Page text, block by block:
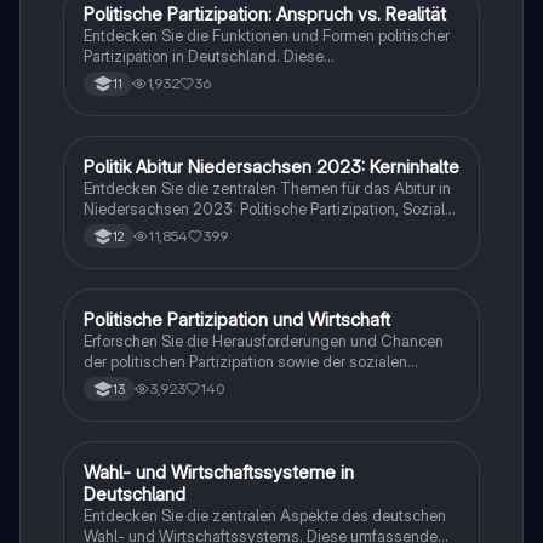
Wirtschaft und Recht
Politische Partizipation: Anspruch vs. Realität
Entdecken Sie die Funktionen und Formen politischer
Partizipation in Deutschland. Diese
Zusammenfassung behandelt Wahlen, Parteien,
Verbände, Bürgerinitiativen, soziale Bewegungen
mehr über die Herausforderungen und Chancen der
politischen Mitbestimmung.
11 1,932 36
Wirtschaft und Recht
Politik Abitur Niedersachsen 2023: Kerninhalte
Entdecken Sie die zentralen Themen für das Abitur in
Niedersachsen 2023: Politische Partizipation, Soziale
Marktwirtschaft, internationale Friedenssicherung und
weltwirtschaftliche Verflechtungen. Diese
Staates, Wahlverfahren, Theorien internationaler
Beziehungen und die Auswirkungen von
Globalisierung. Ideal für die Prüfungsvorbereitung.
12 11,854 399
Wirtschaft und Recht
Politische Partizipation und Wirtschaft
Erforschen Sie die Herausforderungen und Chancen
der politischen Partizipation sowie der sozialen
Marktwirtschaft. Diese Zusammenfassung behandelt
die Funktionen von Wahlen, die Rolle von Parteien, die
wirtschaftlichen Verflechtungen. Ideal für Abiturienten
in Niedersachsen 2024.
13 3,923 140
Wirtschaft und Recht
Wahl- und Wirtschaftssysteme in
Deutschland
Entdecken Sie die zentralen Aspekte des deutschen
Wahl- und Wirtschaftssystems. Diese umfassende